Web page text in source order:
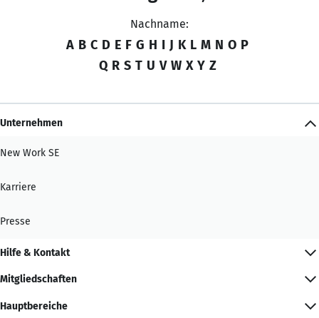
Nachname:
A B C D E F G H I J K L M N O P
Q R S T U V W X Y Z
Unternehmen
New Work SE
Karriere
Presse
Hilfe & Kontakt
Mitgliedschaften
Hauptbereiche